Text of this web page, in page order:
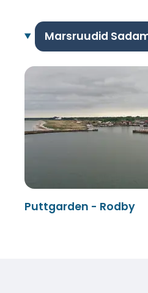
Marsruudid
Puttgarden - Rodby